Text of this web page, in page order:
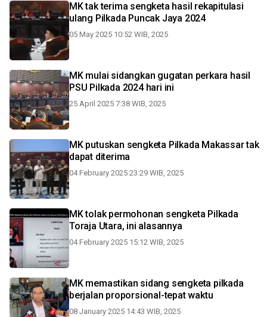
MK tak terima sengketa hasil rekapitulasi
ulang Pilkada Puncak Jaya 2024
05 May 2025 10:52 WIB, 2025
MK mulai sidangkan gugatan perkara hasil
PSU Pilkada 2024 hari ini
25 April 2025 7:38 WIB, 2025
MK putuskan sengketa Pilkada Makassar tak
dapat diterima
04 February 2025 23:29 WIB, 2025
MK tolak permohonan sengketa Pilkada
Toraja Utara, ini alasannya
04 February 2025 15:12 WIB, 2025
MK memastikan sidang sengketa pilkada
berjalan proporsional-tepat waktu
08 January 2025 14:43 WIB, 2025